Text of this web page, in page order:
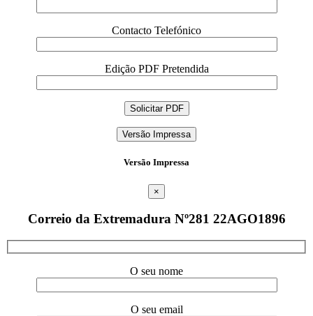
Contacto Telefónico
Edição PDF Pretendida
Versão Impressa
Versão Impressa
×
Correio da Extremadura Nº281 22AGO1896
O seu nome
O seu email